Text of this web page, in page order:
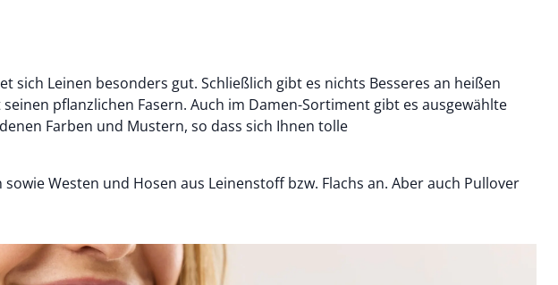
Leinen besonders gut. Schließlich gibt es nichts Besseres an heißen
pflanzlichen Fasern. Auch im Damen-Sortiment gibt es ausgewählte
Farben und Mustern, so dass sich Ihnen tolle
Westen und Hosen aus Leinenstoff bzw. Flachs an. Aber auch Pullover